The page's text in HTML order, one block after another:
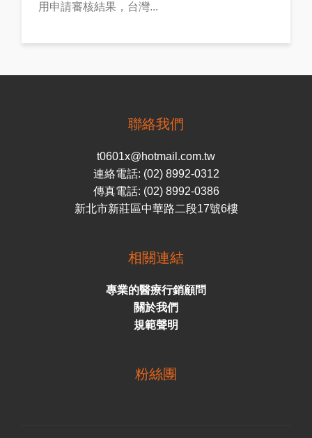
用申請審核結果，台灣...
聯絡我們
t0601x@hotmail.com.tw
連絡電話: (02) 8992-0312
傳真電話: (02) 8992-0386
新北市新莊區中華路二段17號6樓
相關連結
專業的醫療行銷顧問
關於我們
規範聲明
粉絲團